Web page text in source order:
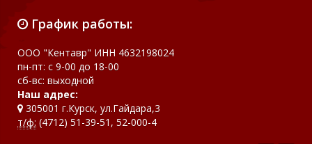
График работы:
ООО "Кентавр" ИНН 4632198024
пн-пт: с 9-00 до 18-00
сб-вс: выходной
Наш адрес:
305001 г.Курск, ул.Гайдара,3
т/ф: (4712) 51-39-51, 52-000-4